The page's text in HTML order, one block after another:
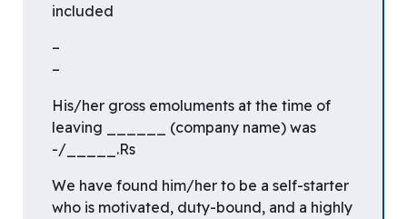
included
–
–
His/her gross emoluments at the time of
leaving ______ (company name) was
Rs._____/-
We have found him/her to be a self-starter
who is motivated, duty-bound, and a highly